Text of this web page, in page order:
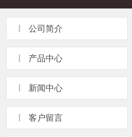
公司简介
产品中心
新闻中心
客户留言